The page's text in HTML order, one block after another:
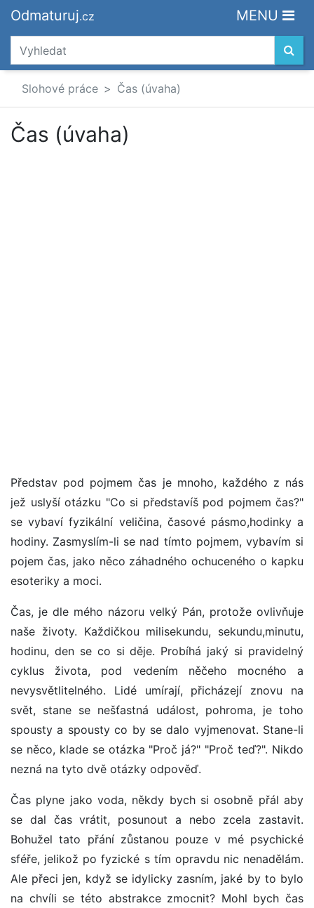
Odmaturuj.cz MENU
Slohové práce Čas (úvaha)
Čas (úvaha)
Představ pod pojmem čas je mnoho, každého z nás
jež uslyší otázku "Co si představíš pod pojmem čas?"
se vybaví fyzikální veličina, časové pásmo,hodinky a
hodiny. Zasmyslím-li se nad tímto pojmem, vybavím si
pojem čas, jako něco záhadného ochuceného o kapku
esoteriky a moci.
Čas, je dle mého názoru velký Pán, protože ovlivňuje
naše životy. Každičkou milisekundu, sekundu,minutu,
hodinu, den se co si děje. Probíhá jaký si pravidelný
cyklus života, pod vedením něčeho mocného a
nevysvětlitelného. Lidé umírají, přicházejí znovu na
svět, stane se nešťastná událost, pohroma, je toho
spousty a spousty co by se dalo vyjmenovat. Stane-li
se něco, klade se otázka "Proč já?" "Proč teď?". Nikdo
nezná na tyto dvě otázky odpověď.
Čas plyne jako voda, někdy bych si osobně přál aby
se dal čas vrátit, posunout a nebo zcela zastavit.
Bohužel tato přání zůstanou pouze v mé psychické
sféře, jelikož po fyzické s tím opravdu nic nenadělám.
Ale přeci jen, když se idylicky zasním, jaké by to bylo
na chvíli se této abstrakce zmocnit? Mohl bych čas